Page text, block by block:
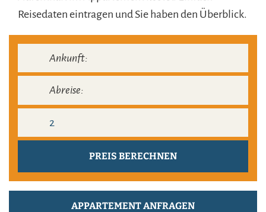
Reisedaten eintragen und Sie haben den Überblick.
APPARTEMENT ANFRAGEN